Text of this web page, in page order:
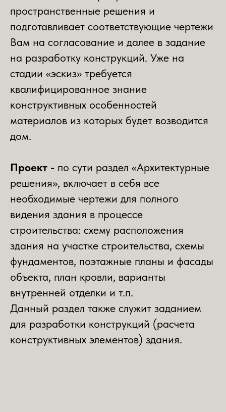
пространственные решения и
подготавливает соответствующие чертежи
Вам на согласование и далее в задание
на разработку конструкций. Уже на
стадии «эскиз» требуется
квалифицированное знание
конструктивных особенностей
материалов из которых будет возводится
дом.
Проект - по сути раздел «Архитектурные
решения», включает в себя все
необходимые чертежи для полного
видения здания в процессе
строительства: схему расположения
здания на участке строительства, схемы
фундаментов, поэтажные планы и фасады
объекта, план кровли, варианты
внутренней отделки и т.п.
Данный раздел также служит заданием
для разработки конструкций (расчета
конструктивных элементов) здания.